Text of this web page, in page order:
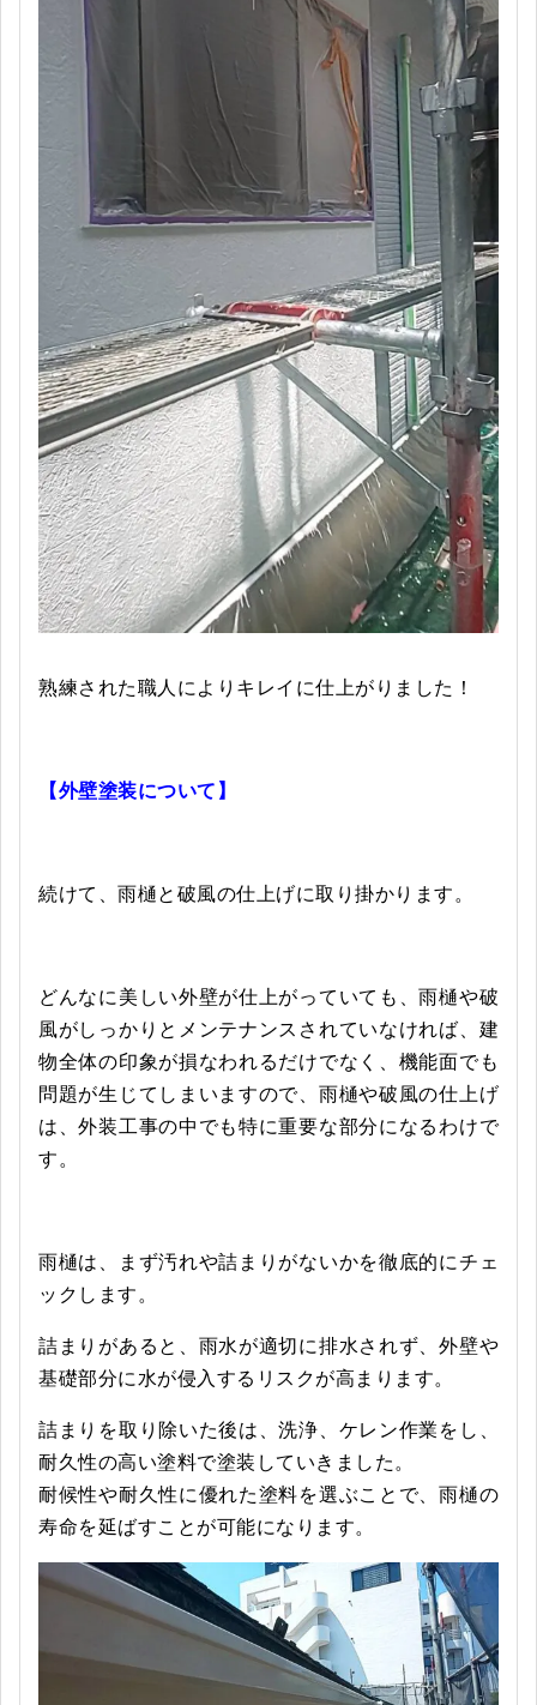
熟練された職人によりキレイに仕上がりました！
【外壁塗装について】
続けて、雨樋と破風の仕上げに取り掛かります。
どんなに美しい外壁が仕上がっていても、雨樋や破
風がしっかりとメンテナンスされていなければ、建
物全体の印象が損なわれるだけでなく、機能面でも
問題が生じてしまいますので、雨樋や破風の仕上げ
は、外装工事の中でも特に重要な部分になるわけで
す。
雨樋は、まず汚れや詰まりがないかを徹底的にチェ
ックします。
詰まりがあると、雨水が適切に排水されず、外壁や
基礎部分に水が侵入するリスクが高まります。
詰まりを取り除いた後は、洗浄、ケレン作業をし、
耐久性の高い塗料で塗装していきました。
耐候性や耐久性に優れた塗料を選ぶことで、雨樋の
寿命を延ばすことが可能になります。